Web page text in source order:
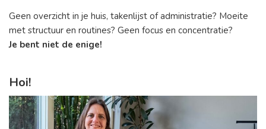
Geen overzicht in je huis, takenlijst of administratie? Moeite
met structuur en routines? Geen focus en concentratie?
Je bent niet de enige!
Hoi!